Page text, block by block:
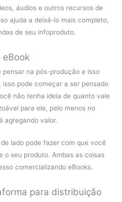
áudios e outros recursos de
ajuda a deixá-lo mais completo,
de seu infoproduto.
pensar na pós-produção e isso
pode começar a ser pensado
não tenha ideia de quanto vale
para ele, pelo menos no
agregando valor.
lado pode fazer com que você
o seu produto. Ambas as coisas
comercializando eBooks.
para distribuição